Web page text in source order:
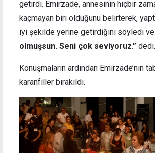
getirdi. Emirzade, annesinin hiçbir
kaçmayan biri olduğunu belirterek,
iyi şekilde yerine getirdiğini söyledi ve
olmuşsun. Seni çok seviyoruz.” dedi.
Konuşmaların ardından Emirzade’nin
karanfiller bırakıldı.